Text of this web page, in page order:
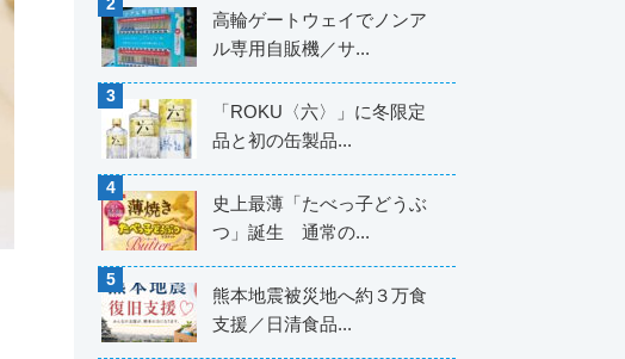
高輪ゲートウェイでノンア
ル専用自販機／サ...
「ROKU〈六〉」に冬限定
品と初の缶製品...
史上最薄「たべっ子どうぶ
つ」誕生 通常の...
熊本地震被災地へ約３万食
支援／日清食品...